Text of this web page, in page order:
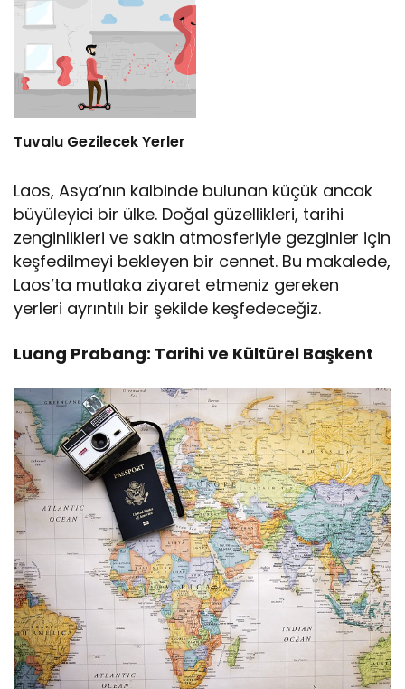
Tuvalu Gezilecek Yerler
Laos, Asya’nın kalbinde bulunan küçük ancak
büyüleyici bir ülke. Doğal güzellikleri, tarihi
zenginlikleri ve sakin atmosferiyle gezginler için
keşfedilmeyi bekleyen bir cennet. Bu makalede,
Laos’ta mutlaka ziyaret etmeniz gereken
yerleri ayrıntılı bir şekilde keşfedeceğiz.
Luang Prabang: Tarihi ve Kültürel Başkent